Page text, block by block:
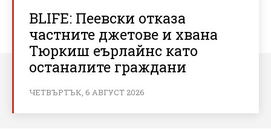
BLIFE: Пеевски отказа
частните джетове и хвана
Тюркиш еърлайнс като
останалите граждани
ЧЕТВЪРТЪК, 6 АВГУСТ 2026